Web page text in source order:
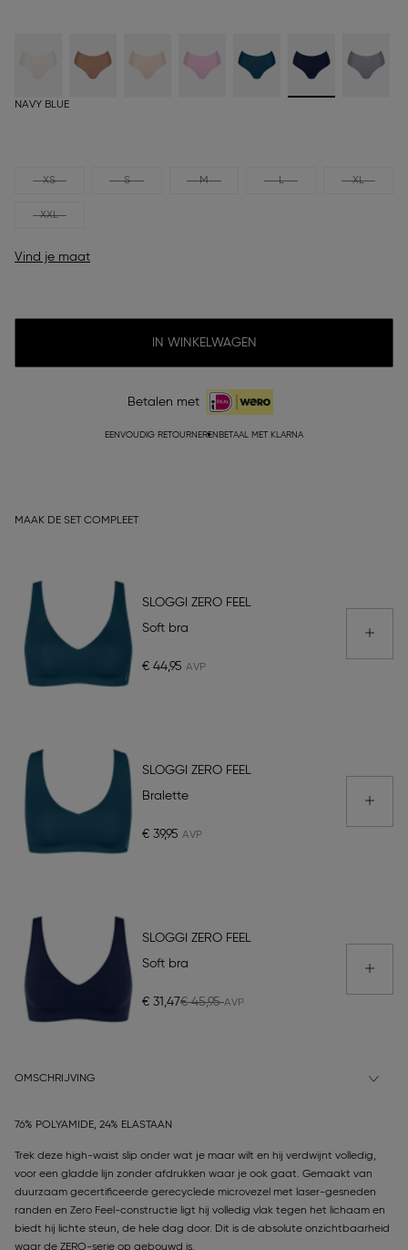
NAVY BLUE
XS S M L XL
XXL
Vind je maat
IN WINKELWAGEN
Betalen met
EENVOUDIG RETOURNEREN BETAAL MET KLARNA
MAAK DE SET COMPLEET
SLOGGI ZERO FEEL
Soft bra
€ 44,95
SLOGGI ZERO FEEL
Bralette
€ 39,95
SLOGGI ZERO FEEL
Soft bra
€ 31,47€ 45,95
OMSCHRIJVING
76% POLYAMIDE, 24% ELASTAAN
Trek deze high-waist slip onder wat je maar wilt en hij verdwijnt volledig,
voor een gladde lijn zonder afdrukken waar je ook gaat. Gemaakt van
duurzaam gecertificeerde gerecyclede microvezel met laser-gesneden
randen en Zero Feel-constructie ligt hij volledig vlak tegen het lichaam en
biedt hij lichte steun, de hele dag door. Dit is de absolute onzichtbaarheid
waar de ZERO-serie op gebouwd is.